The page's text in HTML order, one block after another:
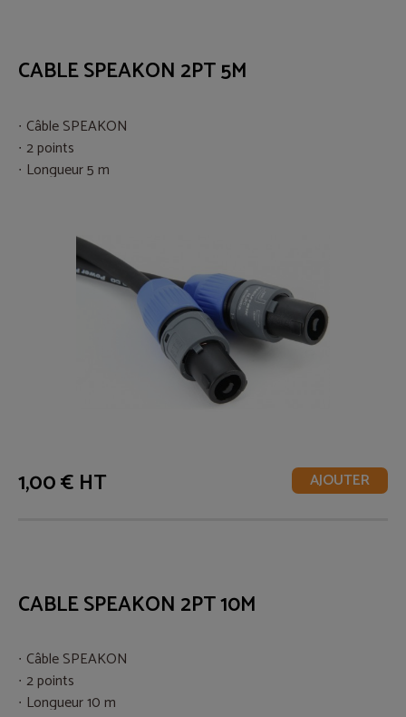
CABLE SPEAKON 2PT 5M
Câble SPEAKON
2 points
Longueur 5 m
1,00 € HT AJOUTER
CABLE SPEAKON 2PT 10M
Câble SPEAKON
2 points
Longueur 10 m